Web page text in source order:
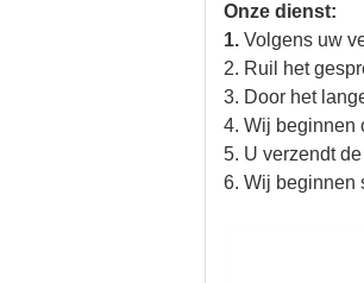
Onze dienst:
1. Volgens uw
2. Ruil het
3. Door het
4. Wij beginnen
5. U verzendt
6. Wij beginnen